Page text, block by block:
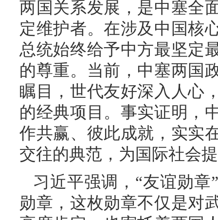
两国关系发展，是中塞全
定维护者。在涉及中国核
总统始终给予中方最坚定
的尊重。当前，中塞两国
瞩目，世代友好深入人心
的经典项目。事实证明，
作共赢、彼此成就，实实
交往的典范，为国际社会
习近平强调，“友谊勋
勋章，这枚勋章不仅是对